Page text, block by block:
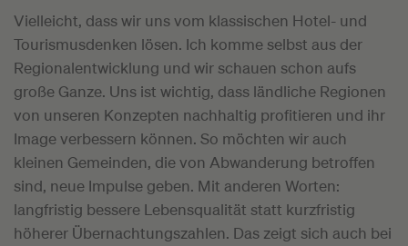
Vielleicht, dass wir uns vom klassischen Hotel- und
Tourismusdenken lösen. Ich komme selbst aus der
Regionalentwicklung und wir schauen schon aufs
große Ganze. Uns ist wichtig, dass ländliche Regionen
von unseren Konzepten nachhaltig profitieren und ihr
Image verbessern können. So möchten wir auch
kleinen Gemeinden, die von Abwanderung betroffen
sind, neue Impulse geben. Mit anderen Worten:
langfristig bessere Lebensqualität statt kurzfristig
höherer Übernachtungszahlen. Das zeigt sich auch bei